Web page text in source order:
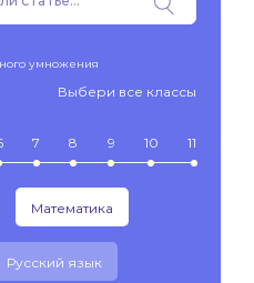
умножения
Выбери все классы
7 8 9 10 11
Математика
Русский язык